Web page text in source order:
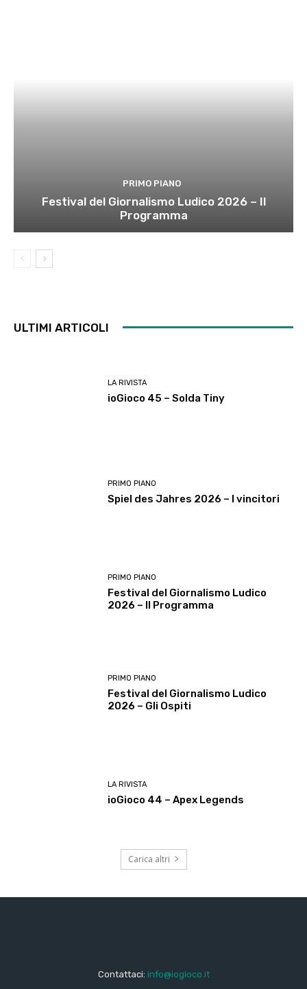
PRIMO PIANO
Festival del Giornalismo Ludico 2026 – Il
Programma
ULTIMI ARTICOLI
LA RIVISTA
ioGioco 45 – Solda Tiny
PRIMO PIANO
Spiel des Jahres 2026 – I vincitori
PRIMO PIANO
Festival del Giornalismo Ludico
2026 – Il Programma
PRIMO PIANO
Festival del Giornalismo Ludico
2026 – Gli Ospiti
LA RIVISTA
ioGioco 44 – Apex Legends
Carica altri
Contattaci: info@iogioco.it